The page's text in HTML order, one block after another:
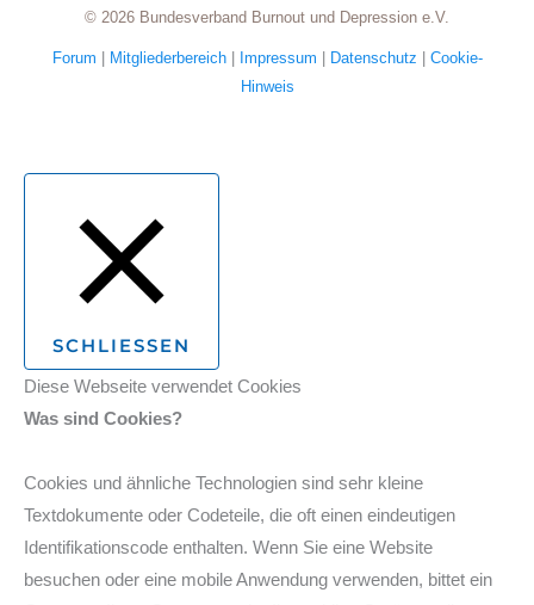
© 2026 Bundesverband Burnout und Depression e.V.
Forum Mitgliederbereich Impressum Datenschutz
Cookie-
Hinweis
SCHLIESSEN
Diese Webseite verwendet Cookies
Was sind Cookies?
Cookies und ähnliche Technologien sind sehr kleine
Textdokumente oder Codeteile, die oft einen eindeutigen
Identifikationscode enthalten. Wenn Sie eine Website
besuchen oder eine mobile Anwendung verwenden, bittet ein